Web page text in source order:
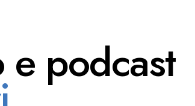
e podcast